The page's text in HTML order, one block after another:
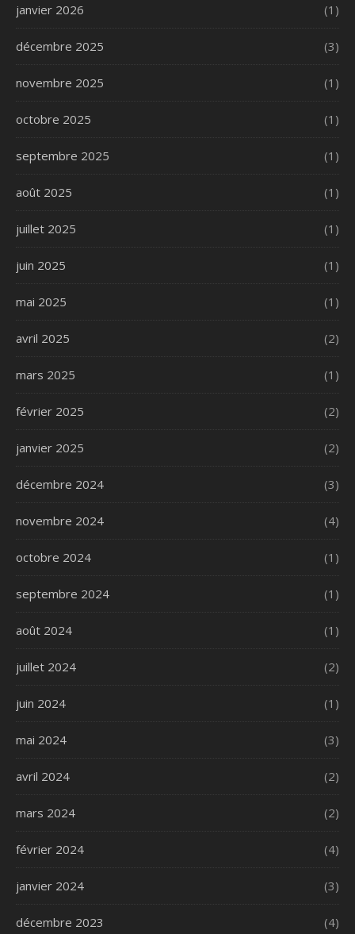
janvier 2026 (1)
décembre 2025 (3)
novembre 2025 (1)
octobre 2025 (1)
septembre 2025 (1)
août 2025 (1)
juillet 2025 (1)
juin 2025 (1)
mai 2025 (1)
avril 2025 (2)
mars 2025 (1)
février 2025 (2)
janvier 2025 (2)
décembre 2024 (3)
novembre 2024 (4)
octobre 2024 (1)
septembre 2024 (1)
août 2024 (1)
juillet 2024 (2)
juin 2024 (1)
mai 2024 (3)
avril 2024 (2)
mars 2024 (2)
février 2024 (4)
janvier 2024 (3)
décembre 2023 (4)